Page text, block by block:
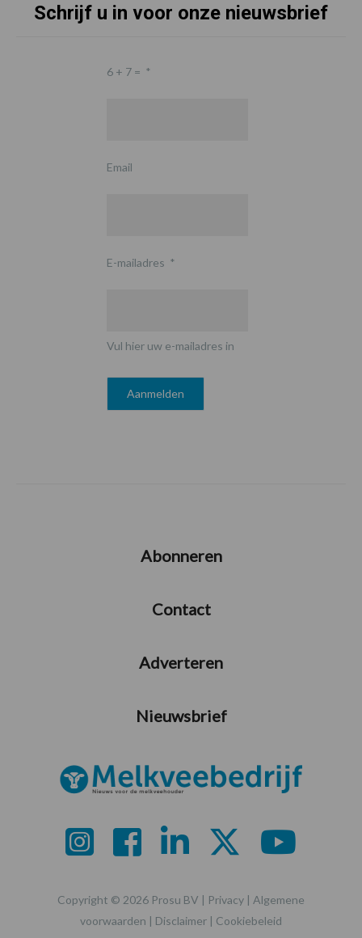
Schrijf u in voor onze nieuwsbrief
6 + 7 = *
Email
E-mailadres *
Vul hier uw e-mailadres in
Abonneren
Contact
Adverteren
Nieuwsbrief
Copyright © 2026 Prosu BV | Privacy | Algemene
voorwaarden | Disclaimer | Cookiebeleid